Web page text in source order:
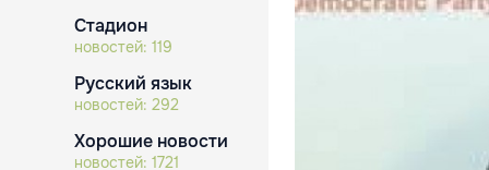
Стадион
новостей: 119
Русский язык
новостей: 292
Хорошие новости
новостей: 1721